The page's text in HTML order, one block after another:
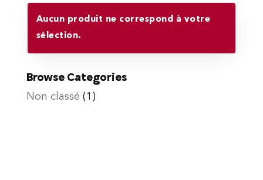
Aucun produit ne correspond à votre
sélection.
Browse Categories
Non classé (1)